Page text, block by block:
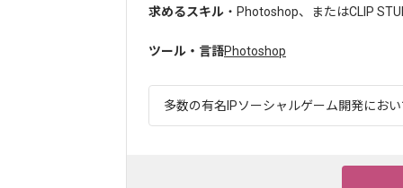
求めるスキル ・Photoshop、またはCLIP
ツール・言語Photoshop
多数の有名IPソーシャルゲーム開発にお